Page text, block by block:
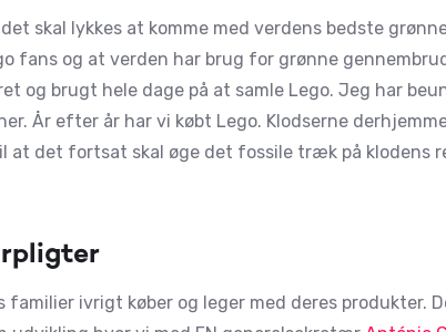
skal lykkes at komme med verdens bedste
fans og at verden har brug for grønne
og brugt hele dage på at samle Lego. Jeg har
År efter år har vi købt Lego. Klodserne
at det fortsat skal øge det fossile træk på klodens
familier ivrigt køber og leger med deres produkter.